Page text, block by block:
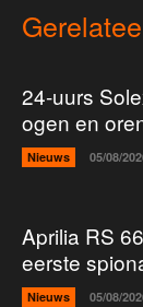
24-uurs
ogen en
Nieuws 05/08/
Aprilia RS
eerste
Nieuws 05/08/